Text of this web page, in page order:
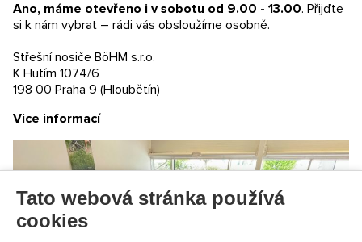
Garance nákupu
Obchodní podmínky
Kontakty
Ochrana soukromí
SLEDUJTE NÁS NA SOCIÁLNÍCH SÍTÍCH
Tato webová stránka používá
cookies
Ano, máme otevřeno i v sobotu od 9.00 - 13.00. Přijďte
si k nám vybrat – rádi vás obsloužíme osobně.
Střešní nosiče BöHM s.r.o.
K Hutím 1074/6
198 00 Praha 9 (Hloubětín)
Vice informací